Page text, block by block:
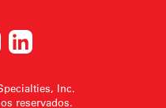
Inc.
reservados.